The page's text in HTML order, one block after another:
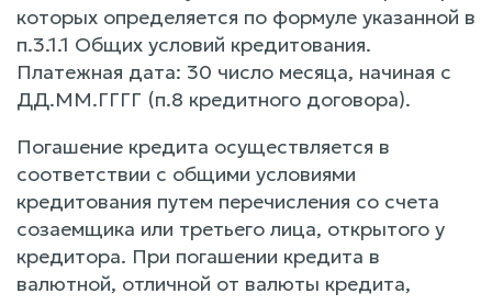
которых определяется по формуле указанной в
п.3.1.1 Общих условий кредитования.
Платежная дата: 30 число месяца, начиная с
ДД.ММ.ГГГГ (п.8 кредитного договора).
Погашение кредита осуществляется в
соответствии с общими условиями
кредитования путем перечисления со счета
созаемщика или третьего лица, открытого у
кредитора. При погашении кредита в
валютной, отличной от валюты кредита,